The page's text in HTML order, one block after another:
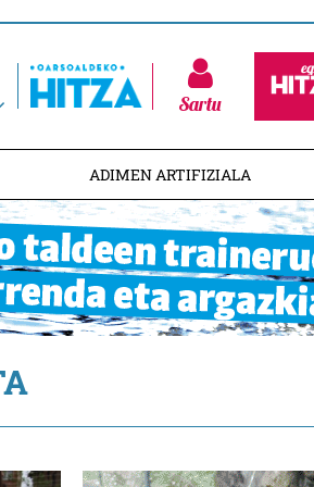
Sartu
ADIMEN ARTIFIZIALA